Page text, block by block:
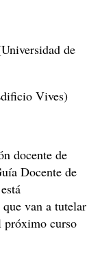
de
Vives)
docente de
Docente de
van a tutelar
próximo curso